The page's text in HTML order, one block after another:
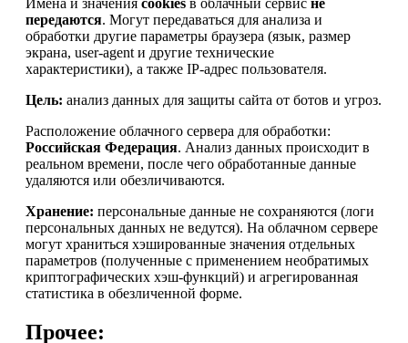
Имена и значения cookies в облачный сервис не
передаются. Могут передаваться для анализа и
обработки другие параметры браузера (язык, размер
экрана, user-agent и другие технические
характеристики), а также IP-адрес пользователя.
Цель: анализ данных для защиты сайта от ботов и угроз.
Расположение облачного сервера для обработки:
Российская Федерация. Анализ данных происходит в
реальном времени, после чего обработанные данные
удаляются или обезличиваются.
Хранение: персональные данные не сохраняются (логи
персональных данных не ведутся). На облачном сервере
могут храниться хэшированные значения отдельных
параметров (полученные с применением необратимых
криптографических хэш-функций) и агрегированная
статистика в обезличенной форме.
Прочее: